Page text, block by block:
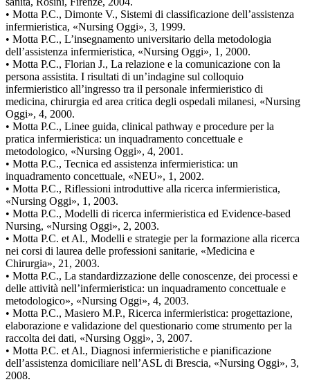
• Motta P.C., Dimonte V., Sistemi di classificazione dell’assistenza
infermieristica, «Nursing Oggi», 3, 1999.
• Motta P.C., L’insegnamento universitario della metodologia
dell’assistenza infermieristica, «Nursing Oggi», 1, 2000.
• Motta P.C., Florian J., La relazione e la comunicazione con la
persona assistita. I risultati di un’indagine sul colloquio
infermieristico all’ingresso tra il personale infermieristico di
medicina, chirurgia ed area critica degli ospedali milanesi, «Nursing
Oggi», 4, 2000.
• Motta P.C., Linee guida, clinical pathway e procedure per la
pratica infermieristica: un inquadramento concettuale e
metodologico, «Nursing Oggi», 4, 2001.
• Motta P.C., Tecnica ed assistenza infermieristica: un
inquadramento concettuale, «NEU», 1, 2002.
• Motta P.C., Riflessioni introduttive alla ricerca infermieristica,
«Nursing Oggi», 1, 2003.
• Motta P.C., Modelli di ricerca infermieristica ed Evidence-based
Nursing, «Nursing Oggi», 2, 2003.
• Motta P.C. et Al., Modelli e strategie per la formazione alla ricerca
nei corsi di laurea delle professioni sanitarie, «Medicina e
Chirurgia», 21, 2003.
• Motta P.C., La standardizzazione delle conoscenze, dei processi e
delle attività nell’infermieristica: un inquadramento concettuale e
metodologico», «Nursing Oggi», 4, 2003.
• Motta P.C., Masiero M.P., Ricerca infermieristica: progettazione,
elaborazione e validazione del questionario come strumento per la
raccolta dei dati, «Nursing Oggi», 3, 2007.
• Motta P.C. et Al., Diagnosi infermieristiche e pianificazione
dell’assistenza domiciliare nell’ASL di Brescia, «Nursing Oggi», 3,
2008.